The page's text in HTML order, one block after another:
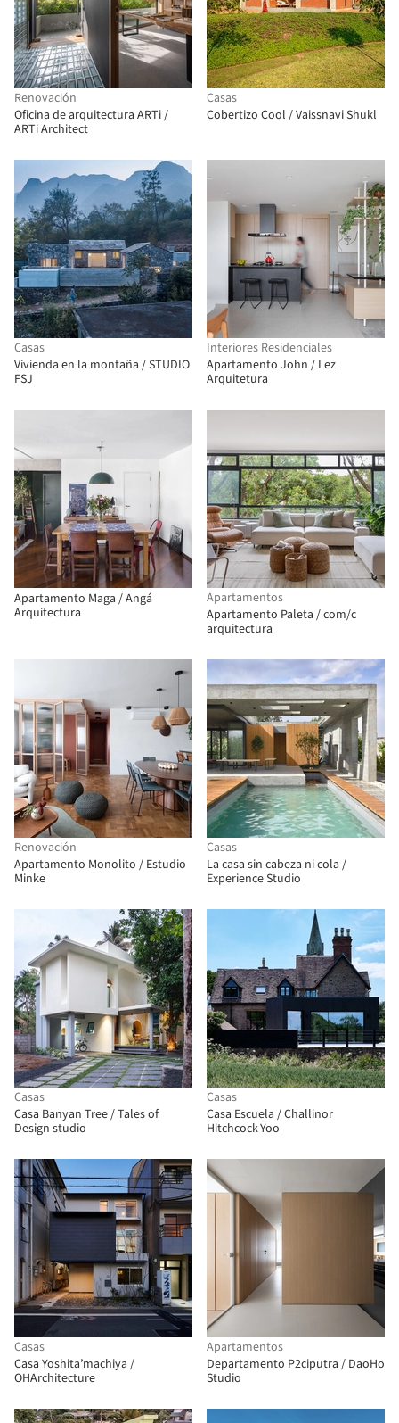
Renovación
Oficina de arquitectura ARTi /
ARTi Architect
Casas
Cobertizo Cool / Vaissnavi Shukl
Casas
Vivienda en la montaña / STUDIO
FSJ
Interiores Residenciales
Apartamento John / Lez
Arquitetura
Apartamento Maga / Angá
Arquitectura
Apartamentos
Apartamento Paleta / com/c
arquitectura
Renovación
Apartamento Monolito / Estudio
Minke
Casas
La casa sin cabeza ni cola /
Experience Studio
Casas
Casa Banyan Tree / Tales of
Design studio
Casas
Casa Escuela / Challinor
Hitchcock-Yoo
Casas
Casa Yoshita’machiya /
OHArchitecture
Apartamentos
Departamento P2ciputra / DaoHo
Studio